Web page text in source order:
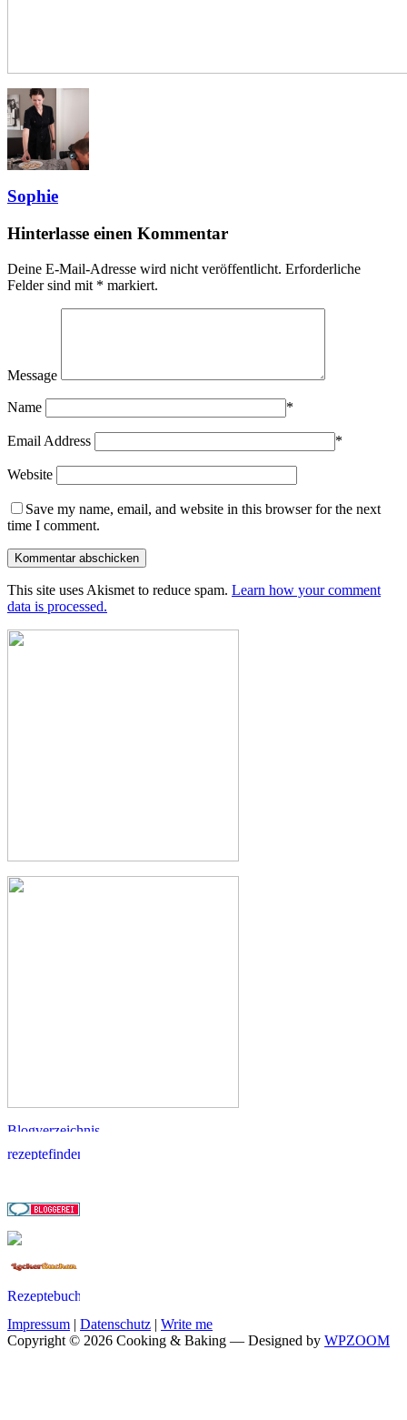
Sophie
Hinterlasse einen Kommentar
Deine E-Mail-Adresse wird nicht veröffentlicht. Erforderliche
Felder sind mit * markiert.
Message
Name *
Email Address *
Website
Save my name, email, and website in this browser for the next
time I comment.
This site uses Akismet to reduce spam. Learn how your comment
data is processed.
Impressum | Datenschutz | Write me
Copyright © 2026 Cooking & Baking — Designed by WPZOOM